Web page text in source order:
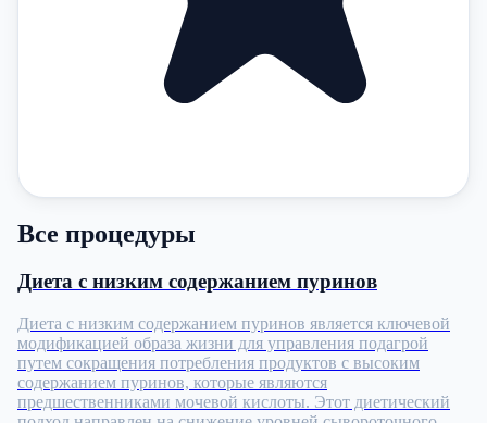
Все процедуры
Диета с низким содержанием пуринов
Диета с низким содержанием пуринов является ключевой
модификацией образа жизни для управления подагрой
путем сокращения потребления продуктов с высоким
содержанием пуринов, которые являются
предшественниками мочевой кислоты. Этот диетический